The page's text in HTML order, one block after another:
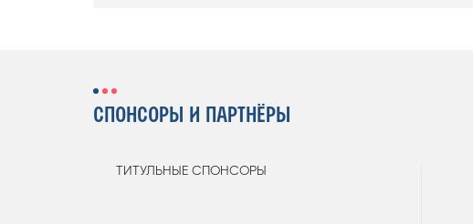
СПОНСОРЫ И ПАРТНЁРЫ
ТИТУЛЬНЫЕ СПОНСОРЫ